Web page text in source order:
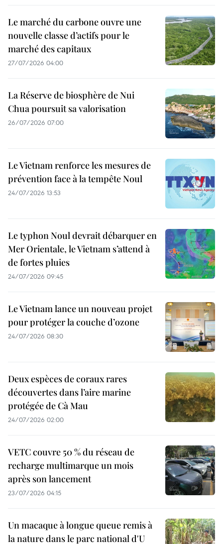
Le marché du carbone ouvre une
nouvelle classe d’actifs pour le
marché des capitaux
27/07/2026 04:00
La Réserve de biosphère de Nui
Chua poursuit sa valorisation
26/07/2026 07:00
Le Vietnam renforce les mesures de
prévention face à la tempête Noul
24/07/2026 13:53
Le typhon Noul devrait débarquer en
Mer Orientale, le Vietnam s’attend à
de fortes pluies
24/07/2026 09:45
Le Vietnam lance un nouveau projet
pour protéger la couche d’ozone
24/07/2026 08:30
Deux espèces de coraux rares
découvertes dans l’aire marine
protégée de Cà Mau
24/07/2026 02:00
VETC couvre 50 % du réseau de
recharge multimarque un mois
après son lancement
23/07/2026 04:15
Un macaque à longue queue remis à
la nature dans le parc national d'U